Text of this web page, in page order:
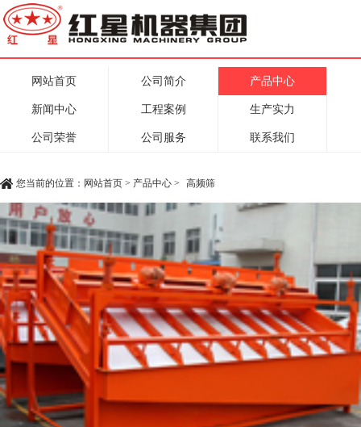
网站首页 公司简介 产品中心
新闻中心 工程案例 生产实力
公司荣誉 公司服务 联系我们
您当前的位置： 网站首页 > 产品中心 > 高频筛